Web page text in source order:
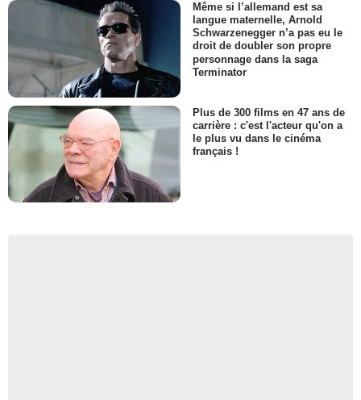
Même si l’allemand est sa
langue maternelle, Arnold
Schwarzenegger n’a pas eu le
droit de doubler son propre
personnage dans la saga
Terminator
Plus de 300 films en 47 ans de
carrière : c'est l'acteur qu'on a
le plus vu dans le cinéma
français !